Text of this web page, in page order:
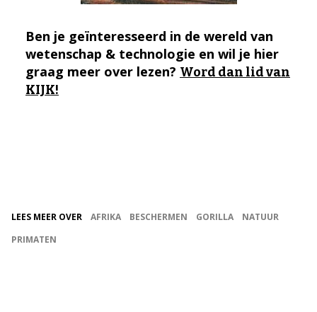
Ben je geïnteresseerd in de wereld van
wetenschap & technologie en wil je hier
graag meer over lezen? Word dan lid van
KIJK!
LEES MEER OVER AFRIKA BESCHERMEN GORILLA
NATUUR
PRIMATEN